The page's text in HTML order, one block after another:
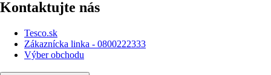
Kontaktujte nás
Tesco.sk
Zákaznícka linka - 0800222333
Výber obchodu